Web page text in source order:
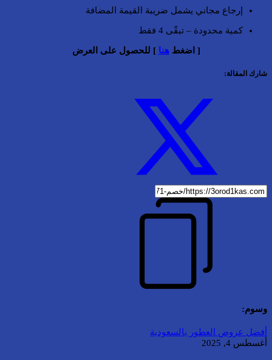
إرجاع مجاني يشمل ضريبة القيمة المضافة
كمية محدودة – تبقّى 4 فقط
[ اضغطهنا ] للحصول على العرض
شارك المقالة:
وسوم:
أفضل عروض العطور بالسعودية
أغسطس 4, 2025